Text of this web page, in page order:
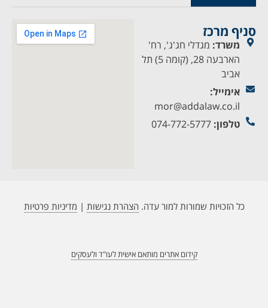
סניף מרכז
משרד: מגדלי חג'ג', רח'
הארבעה 28, (קומה 5) תל
אביב
אימייל:
mor@addalaw.co.il
טלפון:
כל הזכויות שמורות למור עדה. הצהרת נגישות | מדיניות פרטיות
קידום אתרים מותאם אישית לעו"ד ולעסקים